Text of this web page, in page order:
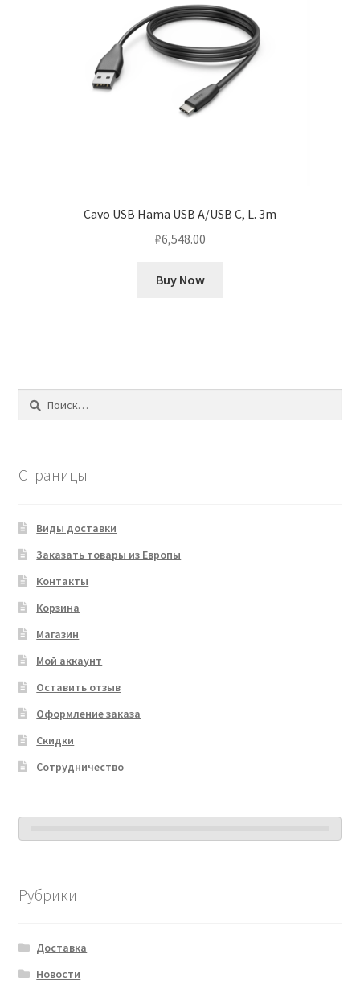
Cavo USB Hama USB A/USB C, L. 3m
₽6,548.00
Buy Now
Найти:
Страницы
Виды доставки
Заказать товары из Европы
Контакты
Корзина
Магазин
Мой аккаунт
Оставить отзыв
Оформление заказа
Скидки
Сотрудничество
Рубрики
Доставка
Новости